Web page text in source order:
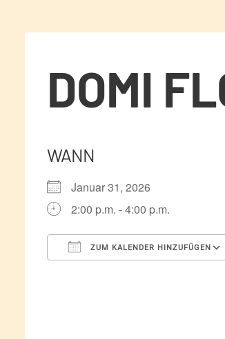
DOMI
WANN
Januar 31, 2026
2:00 p.m. - 4:00 p.m.
ZUM KALENDER HINZUFÜGEN